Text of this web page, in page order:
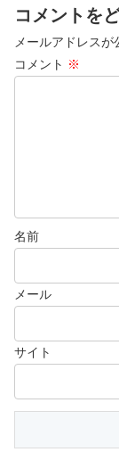
コメントを
メールアドレスが
コメント ※
名前
メール
サイト